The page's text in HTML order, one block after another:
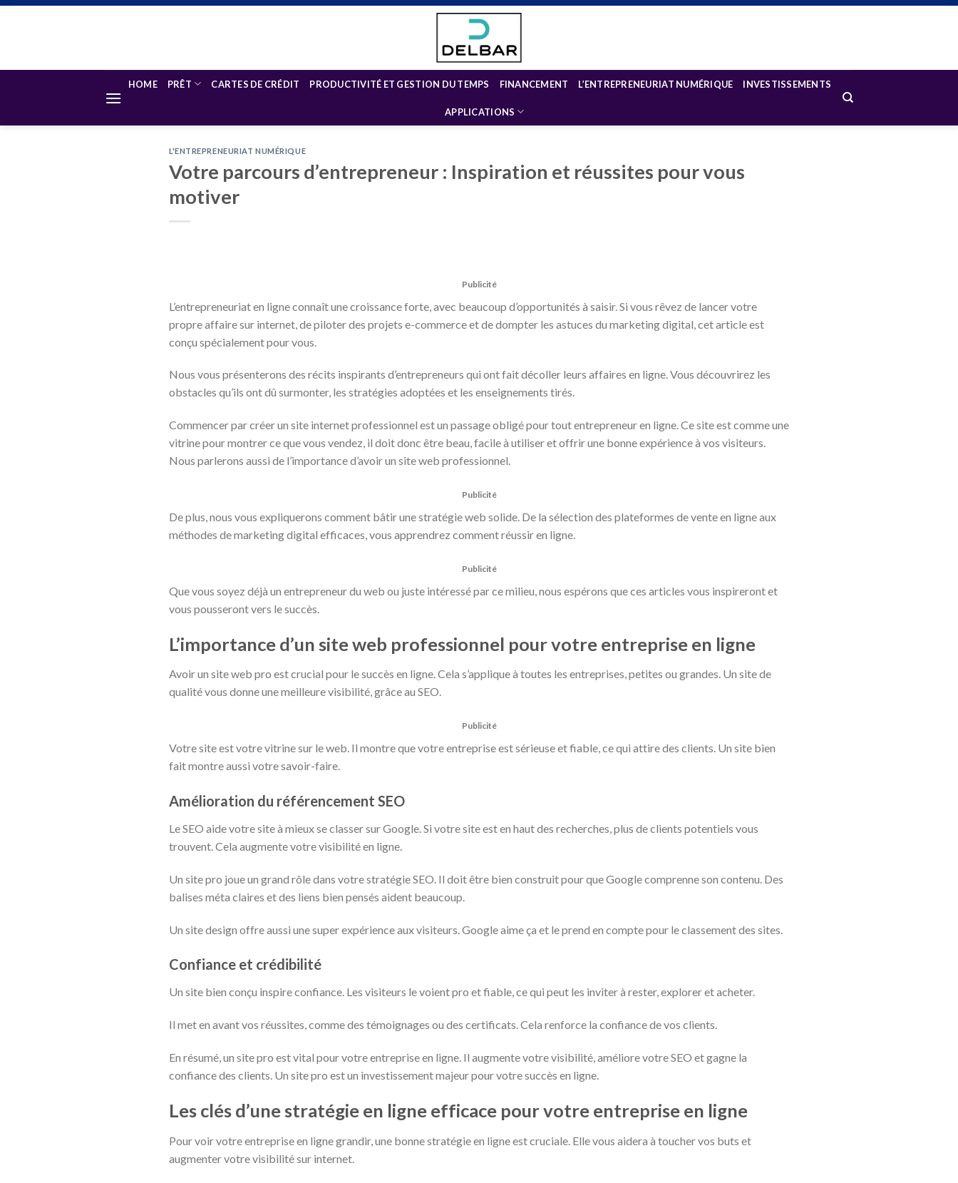
HOME PRÊT CARTES DE CRÉDIT PRODUCTIVITÉ ET GESTION DU TEMPS FINANCEMENT L’ENTREPRENEURIAT NUMÉRIQUE INVESTISSEMENTS
APPLICATIONS
L'ENTREPRENEURIAT NUMÉRIQUE
Votre parcours d’entrepreneur : Inspiration et réussites pour vous
motiver
Publicité
L’entrepreneuriat en ligne connaît une croissance forte, avec beaucoup d’opportunités à saisir. Si vous rêvez de lancer votre
propre affaire sur internet, de piloter des projets e-commerce et de dompter les astuces du marketing digital, cet article est
conçu spécialement pour vous.
Nous vous présenterons des récits inspirants d’entrepreneurs qui ont fait décoller leurs affaires en ligne. Vous découvrirez les
obstacles qu’ils ont dû surmonter, les stratégies adoptées et les enseignements tirés.
Commencer par créer un site internet professionnel est un passage obligé pour tout entrepreneur en ligne. Ce site est comme une
vitrine pour montrer ce que vous vendez, il doit donc être beau, facile à utiliser et offrir une bonne expérience à vos visiteurs.
Nous parlerons aussi de l’importance d’avoir un site web professionnel.
Publicité
De plus, nous vous expliquerons comment bâtir une stratégie web solide. De la sélection des plateformes de vente en ligne aux
méthodes de marketing digital efficaces, vous apprendrez comment réussir en ligne.
Publicité
Que vous soyez déjà un entrepreneur du web ou juste intéressé par ce milieu, nous espérons que ces articles vous inspireront et
vous pousseront vers le succès.
L’importance d’un site web professionnel pour votre entreprise en ligne
Avoir un site web pro est crucial pour le succès en ligne. Cela s’applique à toutes les entreprises, petites ou grandes. Un site de
qualité vous donne une meilleure visibilité, grâce au SEO.
Publicité
Votre site est votre vitrine sur le web. Il montre que votre entreprise est sérieuse et fiable, ce qui attire des clients. Un site bien
fait montre aussi votre savoir-faire.
Amélioration du référencement SEO
Le SEO aide votre site à mieux se classer sur Google. Si votre site est en haut des recherches, plus de clients potentiels vous
trouvent. Cela augmente votre visibilité en ligne.
Un site pro joue un grand rôle dans votre stratégie SEO. Il doit être bien construit pour que Google comprenne son contenu. Des
balises méta claires et des liens bien pensés aident beaucoup.
Un site design offre aussi une super expérience aux visiteurs. Google aime ça et le prend en compte pour le classement des sites.
Confiance et crédibilité
Un site bien conçu inspire confiance. Les visiteurs le voient pro et fiable, ce qui peut les inviter à rester, explorer et acheter.
Il met en avant vos réussites, comme des témoignages ou des certificats. Cela renforce la confiance de vos clients.
En résumé, un site pro est vital pour votre entreprise en ligne. Il augmente votre visibilité, améliore votre SEO et gagne la
confiance des clients. Un site pro est un investissement majeur pour votre succès en ligne.
Les clés d’une stratégie en ligne efficace pour votre entreprise en ligne
Pour voir votre entreprise en ligne grandir, une bonne stratégie en ligne est cruciale. Elle vous aidera à toucher vos buts et
augmenter votre visibilité sur internet.